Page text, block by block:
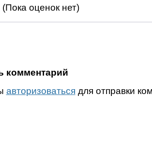
(Пока оценок нет)
комментарий
авторизоваться для отправки